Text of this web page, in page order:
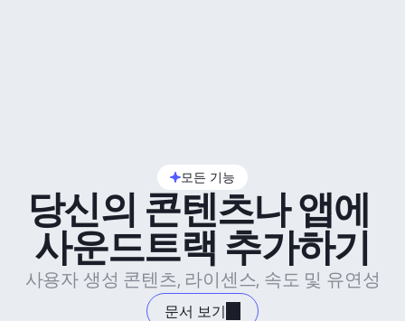
모든 기능
당신의 콘텐츠나 앱에
사운드트랙 추가하기
사용자 생성 콘텐츠, 라이센스, 속도 및 유연성
문서 보기